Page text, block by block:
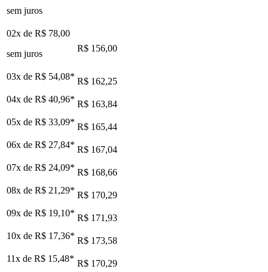
sem juros
02x de R$ 78,00
sem juros
R$ 156,00
03x de R$ 54,08* R$ 162,25
04x de R$ 40,96* R$ 163,84
05x de R$ 33,09* R$ 165,44
06x de R$ 27,84* R$ 167,04
07x de R$ 24,09* R$ 168,66
08x de R$ 21,29* R$ 170,29
09x de R$ 19,10* R$ 171,93
10x de R$ 17,36* R$ 173,58
11x de R$ 15,48* R$ 170,29